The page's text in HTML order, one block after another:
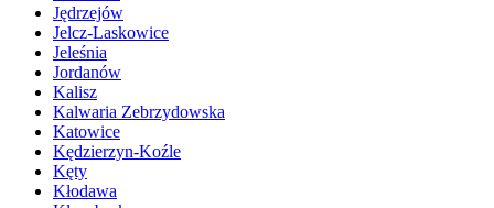
Jędrzejów
Jelcz-Laskowice
Jeleśnia
Jordanów
Kalisz
Kalwaria Zebrzydowska
Katowice
Kędzierzyn-Koźle
Kęty
Kłodawa